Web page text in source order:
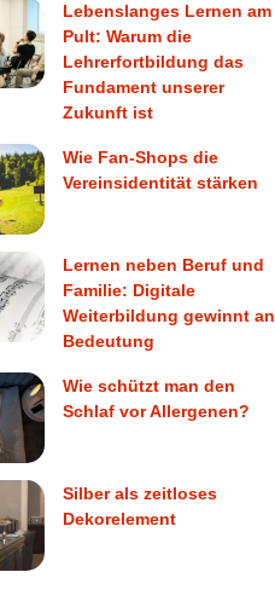
Lebenslanges Lernen am
Pult: Warum die
Lehrerfortbildung das
Fundament unserer
Zukunft ist
Wie Fan-Shops die
Vereinsidentität stärken
Lernen neben Beruf und
Familie: Digitale
Weiterbildung gewinnt an
Bedeutung
Wie schützt man den
Schlaf vor Allergenen?
Silber als zeitloses
Dekorelement